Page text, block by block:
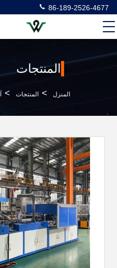
86-189-2526-4677
المنتجات
المنزل > المنتجات >